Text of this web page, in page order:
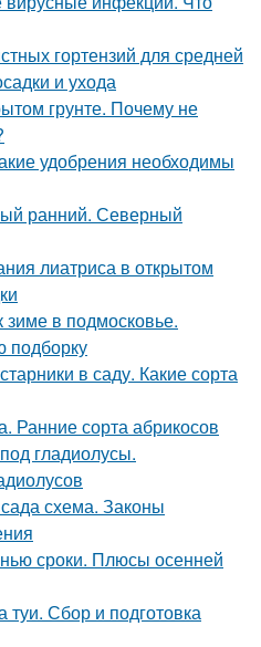
гортензий для средней
и ухода
грунте. Почему не
удобрения необходимы
ранний. Северный
лиатриса в открытом
зиме в подмосковье.
подборку
в саду. Какие сорта
Ранние сорта абрикосов
гладиолусы.
схема. Законы
сроки. Плюсы осенней
туи. Сбор и подготовка